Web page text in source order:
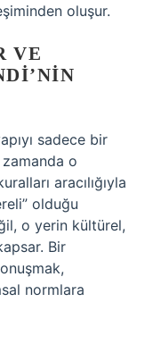
oluşur.
VE
sadece bir
o
aracılığıyla
olduğu
o yerin kültürel,
Bir
normlara